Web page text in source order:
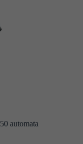
automata